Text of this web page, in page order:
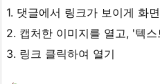
1. 댓글에서 링크가 보이게 화
2. 캡처한 이미지를 열고, '텍스
3. 링크 클릭하여 열기